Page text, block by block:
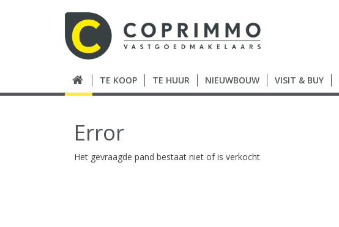
TE KOOP TE HUUR NIEUWBOUW VISIT & BUY
Error
Het gevraagde pand bestaat niet of is verkocht